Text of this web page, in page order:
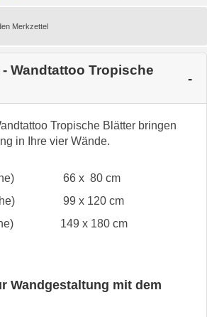
Wandtattoo Tropische
Tropische Blätter bringen
in Ihre vier Wände.
66 x 80 cm
99 x 120 cm
149 x 180 cm
Wandgestaltung mit dem